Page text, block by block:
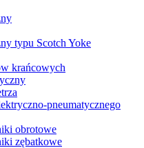
typu Scotch Yoke
krańcowych
pneumatycznego
obrotowe
zębatkowe